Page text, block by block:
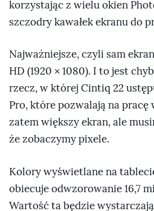
korzystając z wielu okien
szczodry kawałek ekranu do
Najważniejsze, czyli sam
HD (1920 × 1080). I to jest
rzecz, w której Cintiq 22
Pro, które pozwalają na pracę
zatem większy ekran, ale
że zobaczymy pixele.
Kolory wyświetlane na
obiecuje odwzorowanie 16,7
Wartość ta będzie